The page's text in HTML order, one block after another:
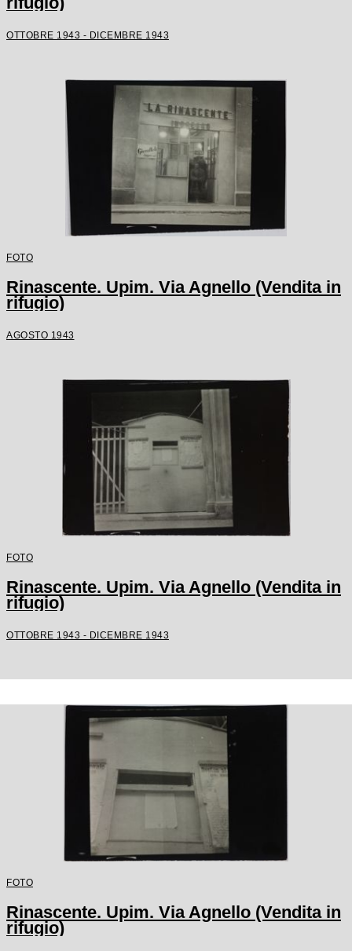
OTTOBRE 1943 - DICEMBRE 1943
FOTO
Rinascente. Upim. Via Agnello (Vendita in
rifugio)
AGOSTO 1943
FOTO
Rinascente. Upim. Via Agnello (Vendita in
rifugio)
OTTOBRE 1943 - DICEMBRE 1943
FOTO
Rinascente. Upim. Via Agnello (Vendita in
rifugio)